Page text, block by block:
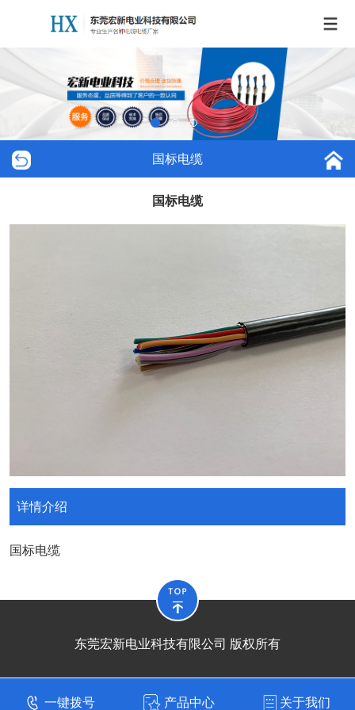
国标电缆
国标电缆
详情介绍
国标电缆
东莞宏新电业科技有限公司 版权所有
一键拨号 产品中心 关于我们